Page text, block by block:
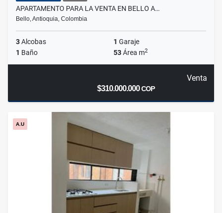
APARTAMENTO PARA LA VENTA EN BELLO A…
Bello, Antioquia, Colombia
3Alcobas 1 Garaje
1 Baño 53Área m2
Venta
$310.000.000COP
A.U